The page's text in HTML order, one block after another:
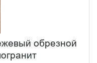
обрезной